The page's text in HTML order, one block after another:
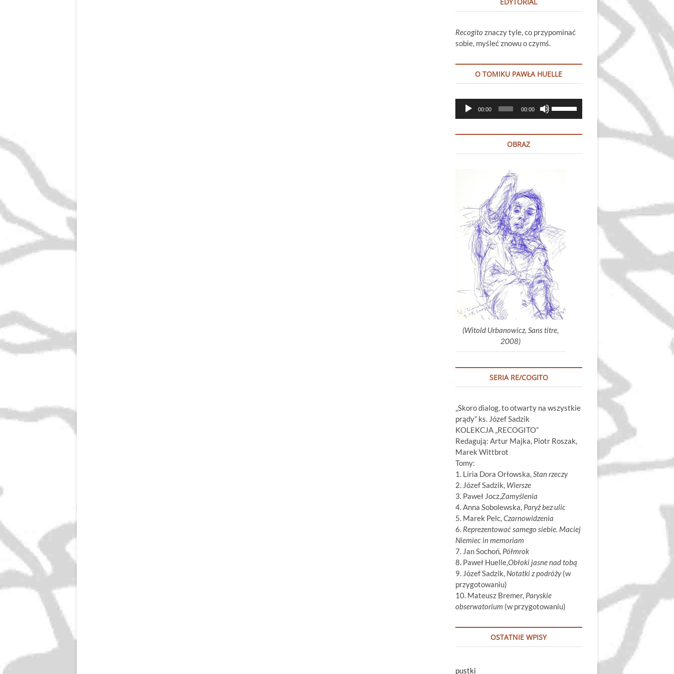
Recogito znaczy tyle, co przypominać
sobie, myśleć znowu o czymś.
O TOMIKU PAWŁA HUELLE
Odtwarzacz
plików
00:00 00:00
góry
głośność.
OBRAZ
(Witold Urbanowicz, Sans titre,
2008)
SERIA RE/COGITO
„Skoro dialog, to otwarty na wszystkie
prądy” ks. Józef Sadzik
KOLEKCJA „RECOGITO”
Redagują: Artur Majka, Piotr Roszak,
Marek Wittbrot
Tomy:
1. Líria Dora Orłowska,Stan rzeczy
2. Józef Sadzik, Wiersze
3. Paweł Jocz,Zamyślenia
4. Anna Sobolewska, Paryż bez ulic
5. Marek Pelc,Czarnowidzenia
6. Reprezentować samego siebie. Maciej
Niemiec in memoriam
7. Jan Sochoń, Półmrok
8. Paweł Huelle,Obłoki jasne nad tobą
9. Józef Sadzik, Notatki z podróży(w
przygotowaniu)
10. Mateusz Bremer, Paryskie
obserwatorium (w przygotowaniu)
OSTATNIE WPISY
pustki